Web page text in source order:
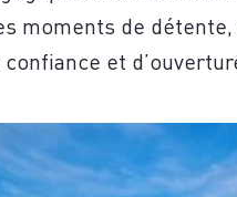
moments de
et